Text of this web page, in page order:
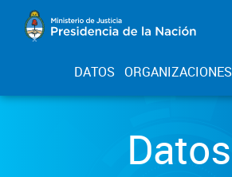
DATOS ORGANIZACIONES
Datos